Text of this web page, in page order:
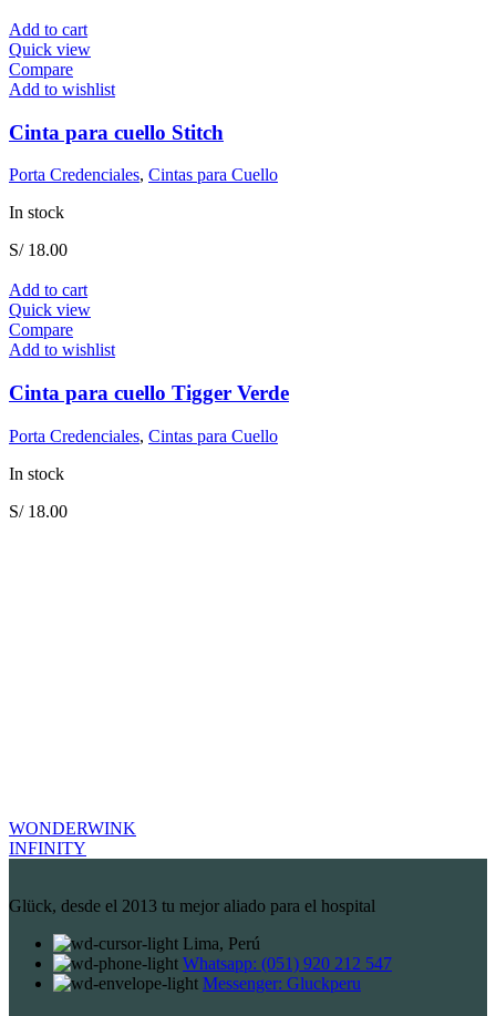
Add to cart
Quick view
Compare
Add to wishlist
Cinta para cuello Stitch
Porta Credenciales, Cintas para Cuello
In stock
S/18.00
Add to cart
Quick view
Compare
Add to wishlist
Cinta para cuello Tigger Verde
Porta Credenciales, Cintas para Cuello
In stock
S/18.00
WONDERWINK
INFINITY
Glück, desde el 2013 tu mejor aliado para el hospital
Lima, Perú
Whatsapp: (051) 920 212 547
Messenger: Gluckperu